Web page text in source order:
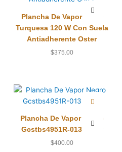
Plancha De Vapor Color
Turquesa 120 W Con Suela
Antiadherente Oster
$375.00
Plancha De Vapor Negro
Gcstbs4951R-013 Oster
$400.00